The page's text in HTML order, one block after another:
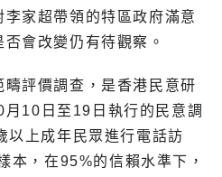
家超帶領的特區政府滿意
會改變仍有待觀察。
評價調查，是香港民意研
10日至19日執行的民意調
以上成年民眾進行電話訪
本，在95%的信賴水準下，